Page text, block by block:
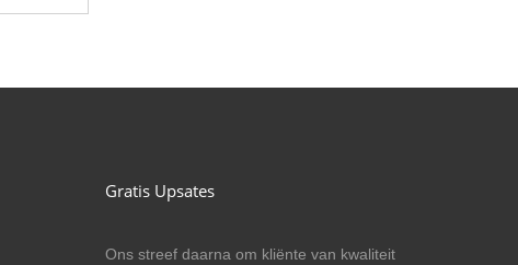
Gratis Upsates
Ons streef daarna om kliënte van kwaliteit